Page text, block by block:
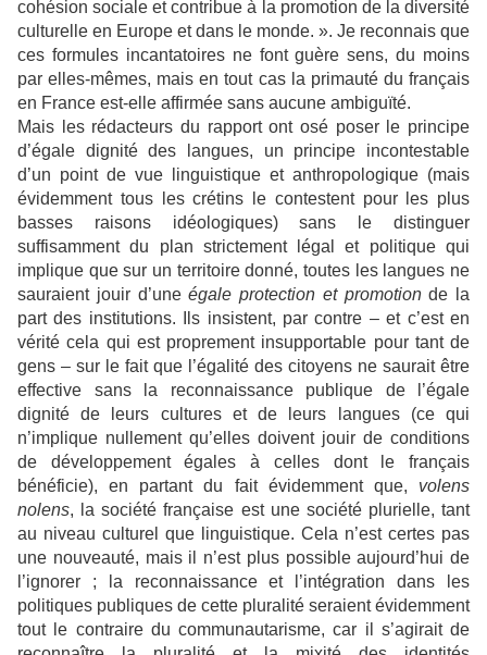
cohésion sociale et contribue à la promotion de la diversité
culturelle en Europe et dans le monde. ». Je reconnais que
ces formules incantatoires ne font guère sens, du moins
par elles-mêmes, mais en tout cas la primauté du français
en France est-elle affirmée sans aucune ambiguïté.
Mais les rédacteurs du rapport ont osé poser le principe
d’égale dignité des langues, un principe incontestable
d’un point de vue linguistique et anthropologique (mais
évidemment tous les crétins le contestent pour les plus
basses raisons idéologiques) sans le distinguer
suffisamment du plan strictement légal et politique qui
implique que sur un territoire donné, toutes les langues ne
sauraient jouir d’uneégale protection et promotionde la
part des institutions. Ils insistent, par contre – et c’est en
vérité cela qui est proprement insupportable pour tant de
gens – sur le fait que l’égalité des citoyens ne saurait être
effective sans la reconnaissance publique de l’égale
dignité de leurs cultures et de leurs langues (ce qui
n’implique nullement qu’elles doivent jouir de conditions
de développement égales à celles dont le français
bénéficie), en partant du fait évidemment que, volens
nolens, la société française est une société plurielle, tant
au niveau culturel que linguistique. Cela n’est certes pas
une nouveauté, mais il n’est plus possible aujourd’hui de
l’ignorer ; la reconnaissance et l’intégration dans les
politiques publiques de cette pluralité seraient évidemment
tout le contraire du communautarisme, car il s’agirait de